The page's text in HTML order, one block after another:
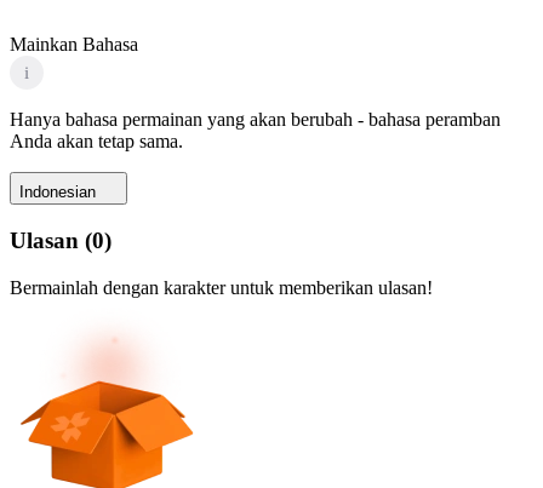
Mainkan Bahasa
i
Hanya bahasa permainan yang akan berubah - bahasa peramban
Anda akan tetap sama.
Indonesian
Ulasan (0)
Bermainlah dengan karakter untuk memberikan ulasan!